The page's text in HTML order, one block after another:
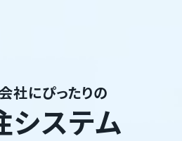
社にぴったりの
システム